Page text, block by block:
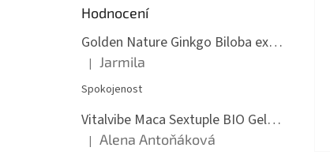
Hodnocení
Golden Nature Ginkgo Biloba extrakt 50:1 60mg, 100 kapslí
Hodnocení produktu je 5 z 5 hvězdiček.
| Jarmila
Spokojenost
Vitalvibe Maca Sextuple BIO Gelatinized 3-Complex, 60 kapslí
Hodnocení produktu je 5 z 5 hvězdiček.
| Alena Antoňáková